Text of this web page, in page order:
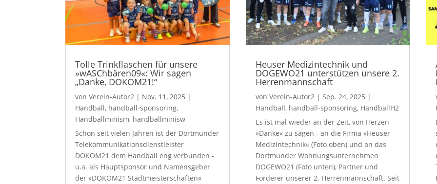
Tolle Trinkflaschen für unsere
»wASChbären09«: Wir sagen
„Danke, DOKOM21!“
vonVerein-Autor2 | Nov. 11, 2025 |
Handball, handball-sponsoring,
Handballminism, handballminisw
Schon seit vielen Jahren ist der Dortmunder
Telekommunikationsdienstleister
DOKOM21 dem Handball eng verbunden -
u.a. als Hauptsponsor und Namensgeber
der »DOKOM21 Stadtmeisterschaften«
Heuser Medizintechnik und
DOGEWO21 unterstützen unsere 2.
Herrenmannschaft
von Verein-Autor2| Sep. 24, 2025 |
Handball, handball-sponsoring, HandballH2
Es ist mal wieder an der Zeit, von Herzen
»Danke« zu sagen - an die Firma »Heuser
Medizintechnik« (Foto oben) und an das
Dortmunder Wohnungsunternehmen
DOGEWO21 (Foto unten), Partner und
Förderer unserer 2. Herrenmannschaft. Seit